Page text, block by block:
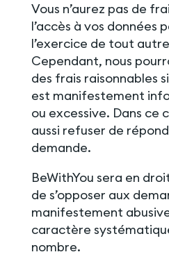
Vous n’aurez pas de
l’accès à vos données
l’exercice de tout
Cependant, nous
des frais raisonnables
est manifestement
ou excessive. Dans ce
aussi refuser de
demande.
BeWithYou sera en
de s’opposer aux
manifestement
caractère
nombre.